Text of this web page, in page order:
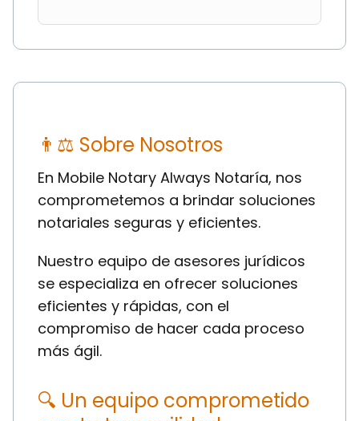
👨⚖ Sobre Nosotros
En Mobile Notary Always Notaría, nos
comprometemos a brindar soluciones
notariales seguras y eficientes.
Nuestro equipo de asesores jurídicos
se especializa en ofrecer soluciones
eficientes y rápidas, con el
compromiso de hacer cada proceso
más ágil.
🔍 Un equipo comprometido